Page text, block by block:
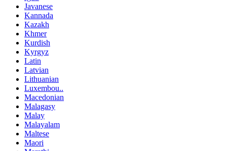
Javanese
Kannada
Kazakh
Khmer
Kurdish
Kyrgyz
Latin
Latvian
Lithuanian
Luxembou..
Macedonian
Malagasy
Malay
Malayalam
Maltese
Maori